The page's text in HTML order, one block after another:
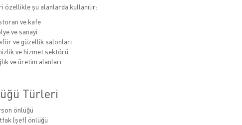
özellikle şu alanlarda kullanılır:
ve kafe
ve sanayi
ve güzellik salonları
ve hizmet sektörü
ve üretim alanları
Türleri
önlüğü
(şef) önlüğü